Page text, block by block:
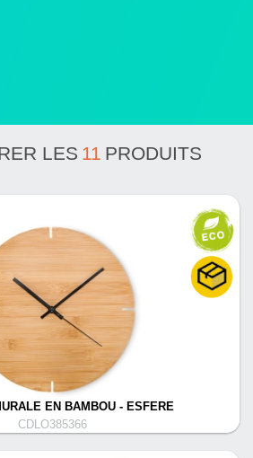
LES 11 PRODUITS
EN BAMBOU - ESFERE
CDLO385366